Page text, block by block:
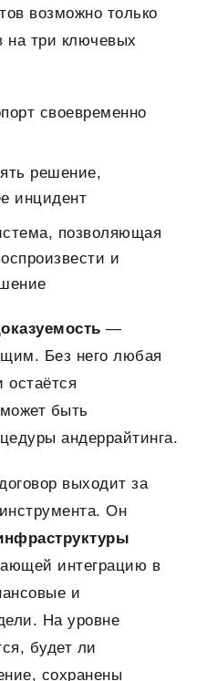
возможно только
на три ключевых
своевременно
решение,
инцидент
позволяющая
и
—
Без него любая
остаётся
быть
андеррайтинга.
выходит за
Он
интеграцию в
и
На уровне
будет ли
сохранены